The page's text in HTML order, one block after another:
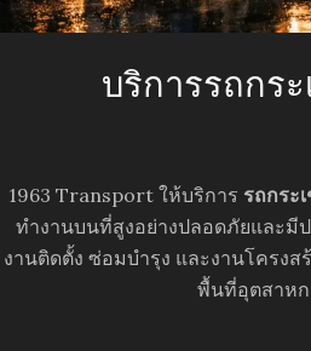
บริการรถกระ
1963 Transport ให้บริการ รถกระ
ทำงานบนที่สูงอย่างปลอดภัยและมี
งานติดตั้ง ซ่อมบำรุง และงานโครงส
พื้นที่อุตสาหก